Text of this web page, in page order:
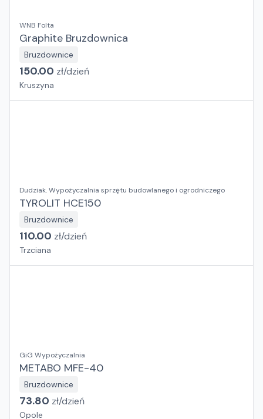
WNB Folta
Graphite Bruzdownica
Bruzdownice
150.00 zł/dzień
Kruszyna
Dudziak. Wypożyczalnia sprzętu budowlanego i ogrodniczego
TYROLIT HCE150
Bruzdownice
110.00 zł/dzień
Trzciana
GiG Wypożyczalnia
METABO MFE-40
Bruzdownice
73.80 zł/dzień
Opole